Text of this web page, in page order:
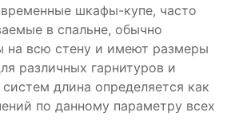
шкафы-купе, часто
в спальне, обычно
на всю стену и имеют размеры
различных гарнитуров и
длина определяется как
по данному параметру всех